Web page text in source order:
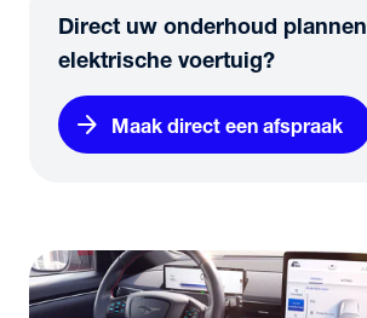
Direct uw onderhoud
elektrische voertuig?
arrow_forward Maak direct een afspraak